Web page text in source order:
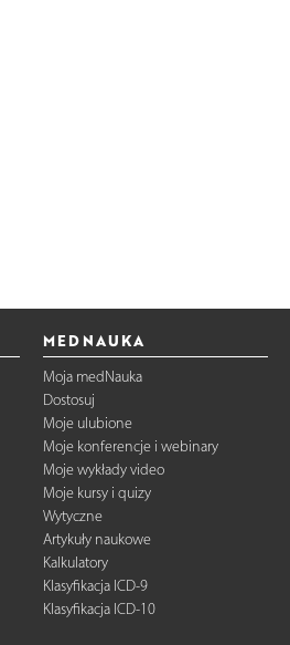
MEDNAUKA
Moja medNauka
Dostosuj
Moje ulubione
Moje konferencje i webinary
Moje wykłady video
Moje kursy i quizy
Wytyczne
Artykuły naukowe
Kalkulatory
Klasyfikacja ICD-9
Klasyfikacja ICD-10